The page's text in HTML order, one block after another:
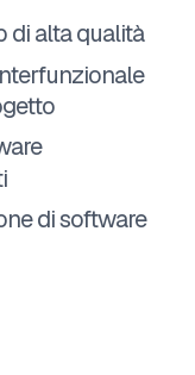
di alta qualità
di software